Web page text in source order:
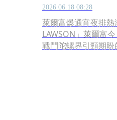
2026.06.18 08:28
萊爾富爆通宵夜排熱
LAWSON」萊爾富
戰鬥陀螺界引頸期盼